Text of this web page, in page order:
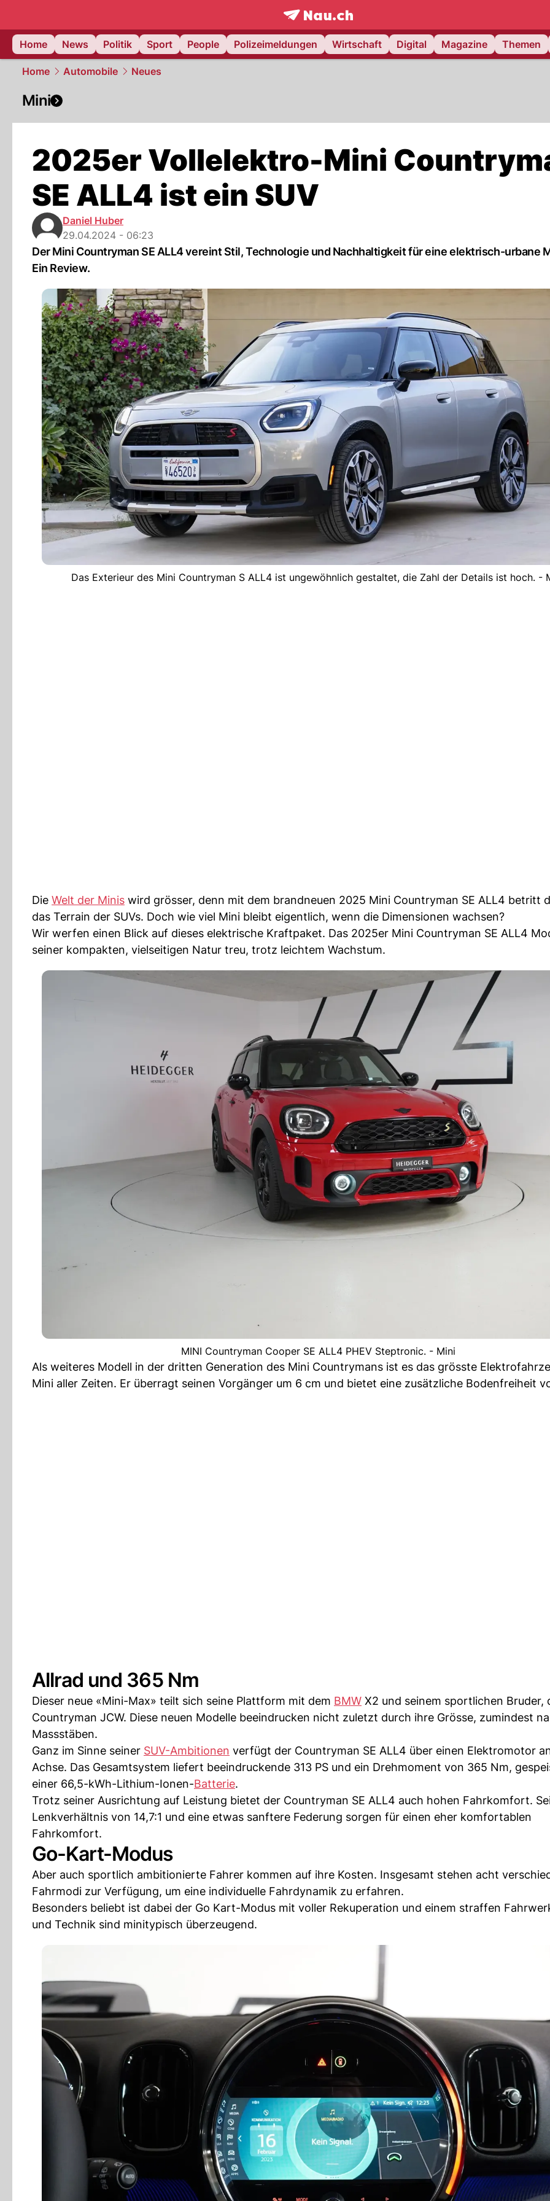
frontpage.NAU.ch
Home
News Politik Sport People Polizeimeldungen Wirtschaft Digital Magazine Themen
Home Automobile Neues
Mini
2025er Vollelektro-Mini
SE ALL4 ist ein SUV
Daniel Huber
29.04.2024 - 06:23
Der Mini Countryman SE ALL4 vereint Stil, Technologie und Nachhaltigkeit für eine elektrisch-urbane
Ein Review.
Das Exterieur des Mini Countryman S ALL4 ist ungewöhnlich gestaltet, die Zahl der Details ist hoch. -
Die Welt der Minis wird grösser, denn mit dem brandneuen 2025 Mini Countryman SE ALL4 betritt
das Terrain der SUVs. Doch wie viel Mini bleibt eigentlich, wenn die Dimensionen wachsen?
Wir werfen einen Blick auf dieses elektrische Kraftpaket. Das 2025er Mini Countryman SE ALL4
seiner kompakten, vielseitigen Natur treu, trotz leichtem Wachstum.
MINI Countryman Cooper SE ALL4 PHEV Steptronic. - Mini
Als weiteres Modell in der dritten Generation des Mini Countrymans ist es das grösste
Mini aller Zeiten. Er überragt seinen Vorgänger um 6 cm und bietet eine zusätzliche Bodenfreiheit
Allrad und 365 Nm
Dieser neue «Mini-Max» teilt sich seine Plattform mit dem BMW X2 und seinem sportlichen Bruder,
Countryman JCW. Diese neuen Modelle beeindrucken nicht zuletzt durch ihre Grösse, zumindest
Massstäben.
Ganz im Sinne seiner SUV-Ambitionen verfügt der Countryman SE ALL4 über einen Elektromotor
Achse. Das Gesamtsystem liefert beeindruckende 313 PS und ein Drehmoment von 365 Nm,
einer 66,5-kWh-Lithium-Ionen-Batterie.
Trotz seiner Ausrichtung auf Leistung bietet der Countryman SE ALL4 auch hohen Fahrkomfort.
Lenkverhältnis von 14,7:1 und eine etwas sanftere Federung sorgen für einen eher komfortablen
Fahrkomfort.
Go-Kart-Modus
Aber auch sportlich ambitionierte Fahrer kommen auf ihre Kosten. Insgesamt stehen acht
Fahrmodi zur Verfügung, um eine individuelle Fahrdynamik zu erfahren.
Besonders beliebt ist dabei der Go Kart-Modus mit voller Rekuperation und einem straffen
und Technik sind minitypisch überzeugend.